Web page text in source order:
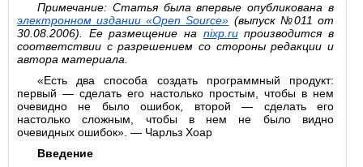
Примечание: Статья была впервые опубликована в
электронном издании «Open Source» (выпуск №011 от
30.08.2006). Ее размещение на nixp.ruпроизводится в
соответствии с разрешением со стороны редакции и
автора материала.
«Есть два способа создать программный продукт:
первый — сделать его настолько простым, чтобы в нем
очевидно не было ошибок, второй — сделать его
настолько сложным, чтобы в нем не было видно
очевидных ошибок». — Чарльз Хоар
Введение